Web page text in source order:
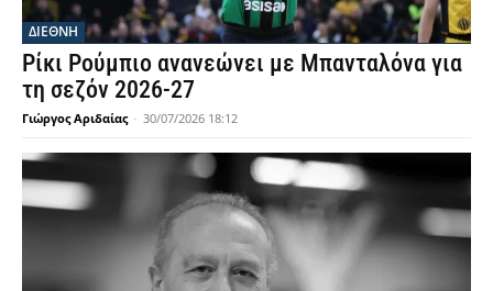
ΔΙΕΘΝΗ
Ρίκι Ρούμπιο ανανεώνει με Μπανταλόνα για
τη σεζόν 2026-27
Γιώργος Αριδαίας - 30/07/2026 18:12